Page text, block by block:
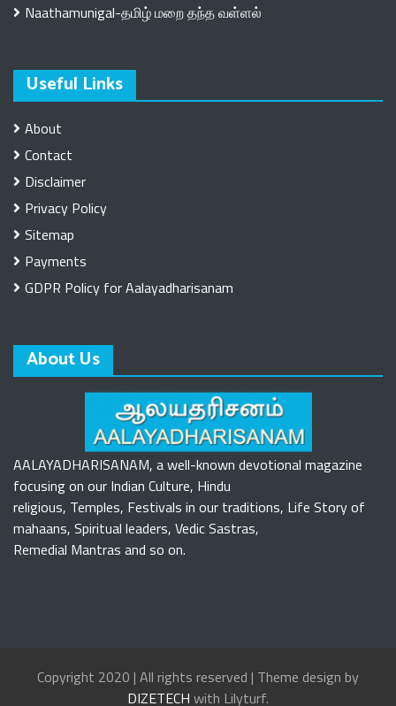
Naathamunigal-தமிழ் மறை தந்த வள்ளல்
Useful Links
About
Contact
Disclaimer
Privacy Policy
Sitemap
Payments
GDPR Policy for Aalayadharisanam
About Us
AALAYADHARISANAM, a well-known devotional magazine
focusing on our Indian Culture, Hindu
religious, Temples, Festivals in our traditions, Life Story of
mahaans, Spiritual leaders, Vedic Sastras,
Remedial Mantras and so on.
Copyright 2020 | All rights reserved | Theme design by
DIZETECH with Lilyturf.